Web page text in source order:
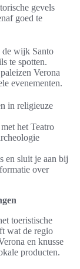
gevels
goed te
de wijk Santo
te spotten.
Verona
evenementen.
in religieuze
het Teatro
en sluit je aan bij
over
toeristische
wat de regio
en knusse
producten.